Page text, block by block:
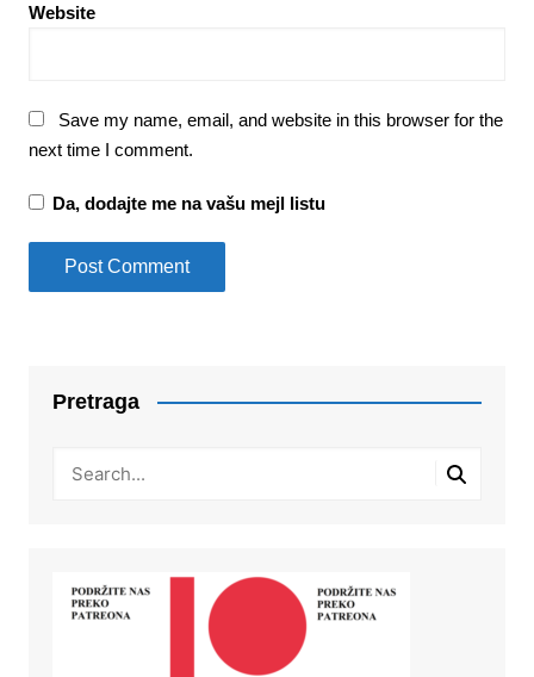
Website
Save my name, email, and website in this browser for the
next time I comment.
Da, dodajte me na vašu mejl listu
Pretraga